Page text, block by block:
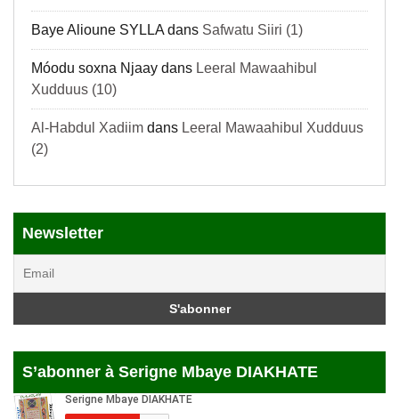
Baye Alioune SYLLAdans Safwatu Siiri (1)
Móodu soxna Njaaydans Leeral Mawaahibul
Xudduus (10)
Al-Habdul Xadiimdans Leeral Mawaahibul Xudduus
(2)
Newsletter
S’abonner à Serigne Mbaye DIAKHATE